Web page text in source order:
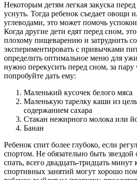
Некоторым детям легкая закуска
уснуть. Тогда ребенок съедает овощи
углеводами, это может помочь
Когда другие дети едят перед сном,
плохому пищеварению и затруднить
экспериментировать с привычками
определить оптимальное меню для
нужно перекусить перед сном, за пару
попробуйте дать ему:
Маленький кусочек белого мяса
Маленькую тарелку каши из
содержанием сахара
Стакан нежирного молока или
Банан
Ребенок спит более глубоко, если
спортом. Не обязательно быть
спать, всего двадцать-тридцать
спортивных занятий могут хорошо